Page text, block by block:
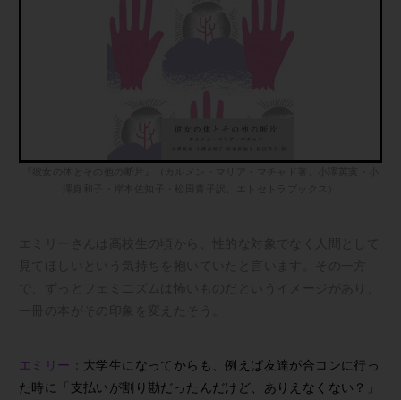
エミリー： 大学生になってからも、例えば友達が合コンに行っ
た時に「支払いが割り勘だったんだけど、ありえなくない？」